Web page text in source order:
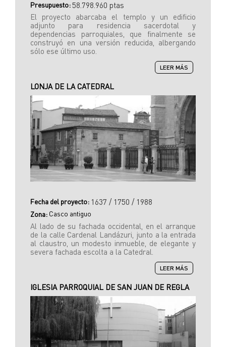
Presupuesto:58.798.960 ptas
El proyecto abarcaba el templo y un edificio
adjunto para residencia sacerdotal y
dependencias parroquiales, que finalmente se
construyó en una versión reducida, albergando
sólo ese último uso.
LEER MÁS SOBRE
IGLESIA
TOROBIO
DE
MOGROVEJO
LONJA DE LA CATEDRAL
Fecha del proyecto: 1637 / 1750 / 1988
Zona: Casco antiguo
Al lado de su fachada occidental, en el arranque
de la calle Cardenal Landázuri, junto a la entrada
al claustro, un modesto inmueble, de elegante y
severa fachada escolta a la Catedral.
LEER MÁS SOBRE
LONJA
LA
IGLESIA PARROQUIAL DE SAN JUAN DE REGLA